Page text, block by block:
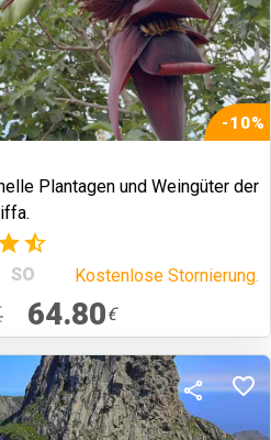
-10%
Plantagen und Weingüter der
(14)
SO Kostenlose Stornierung.
64.80€